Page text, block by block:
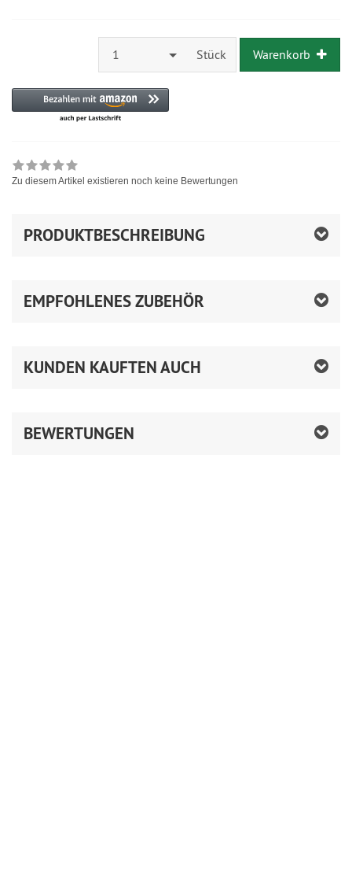
1 Stück Warenkorb
Zu diesem Artikel existieren noch keine Bewertungen
PRODUKTBESCHREIBUNG
EMPFOHLENES ZUBEHÖR
KUNDEN KAUFTEN AUCH
BEWERTUNGEN